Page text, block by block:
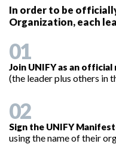
In order to be
Organization, each
01
Join UNIFY as an official
(the leader plus others in
02
Sign the UNIFY
using the name of their